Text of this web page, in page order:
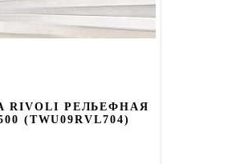
RIVOLI РЕЛЬЕФНАЯ
(TWU09RVL704)